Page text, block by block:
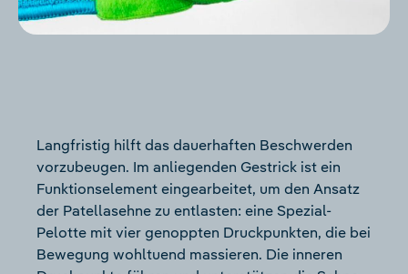
Langfristig hilft das dauerhaften Beschwerden
vorzubeugen. Im anliegenden Gestrick ist ein
Funktionselement eingearbeitet, um den Ansatz
der Patellasehne zu entlasten: eine Spezial-
Pelotte mit vier genoppten Druckpunkten, die bei
Bewegung wohltuend massieren. Die inneren